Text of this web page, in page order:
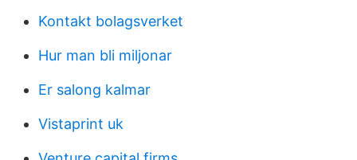
Kontakt bolagsverket
Hur man bli miljonar
Er salong kalmar
Vistaprint uk